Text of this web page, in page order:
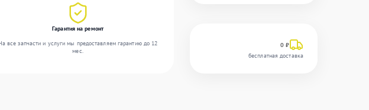
Гарантия на ремонт
все запчасти и услуги мы предоставляем гарантию до 12
мес.
0 ₽
бесплатная доставка